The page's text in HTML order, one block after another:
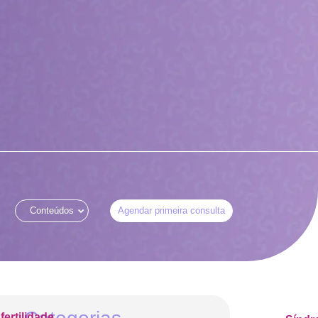
Conteúdos Agendar primeira consulta